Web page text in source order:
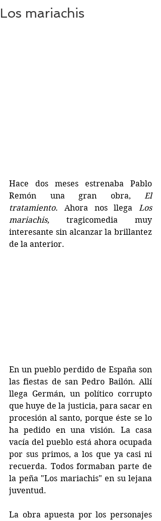
Los mariachis
Hace dos meses estrenaba Pablo
Remón una gran obra, El
tratamiento. Ahora nos llega Los
mariachis, tragicomedia muy
interesante sin alcanzar la brillantez
de la anterior.
En un pueblo perdido de España son
las fiestas de san Pedro Bailón. Allí
llega Germán, un político corrupto
que huye de la justicia, para sacar en
procesión al santo, porque éste se lo
ha pedido en una visión. La casa
vacía del pueblo está ahora ocupada
por sus primos, a los que ya casi ni
recuerda. Todos formaban parte de
la peña "Los mariachis" en su lejana
juventud.
La obra apuesta por los personajes